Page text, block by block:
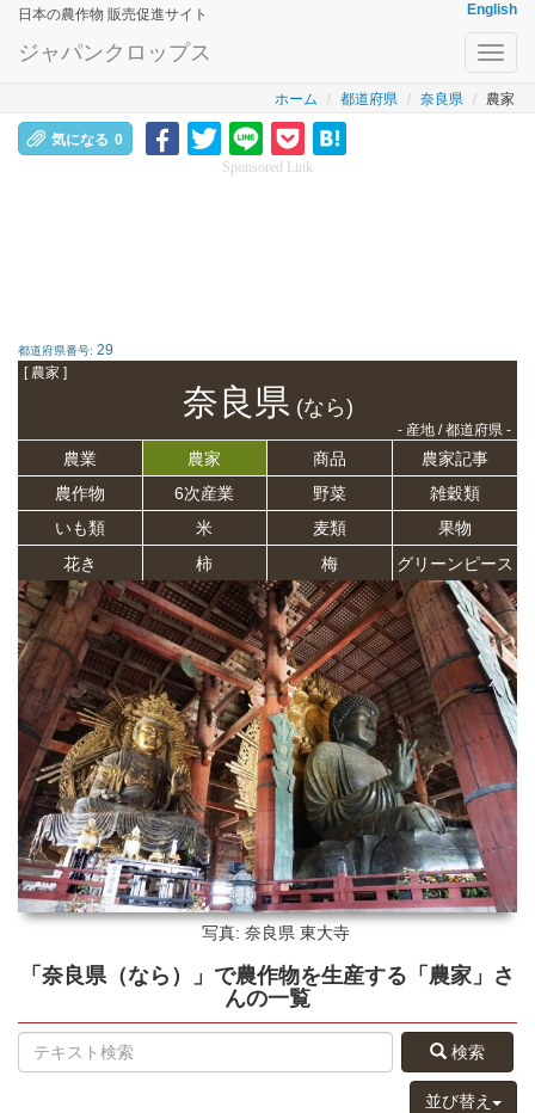
日本の農作物 販売促進サイト English
ジャパンクロップス
ホーム 都道府県 奈良県 農家
気になる 0
Sponsored Link
都道府県番号: 29
[ 農家 ]
奈良県(なら)
- 産地 / 都道府県 -
農業 農家 商品
農家記事
農作物
6次産業 野菜
雑穀類
いも類
米 麦類
果物
花き
柿 梅 グリーンピース
写真: 奈良県 東大寺
「奈良県（なら）」 で農作物を生産する 「農家」さ
んの一覧
検索
並び替え